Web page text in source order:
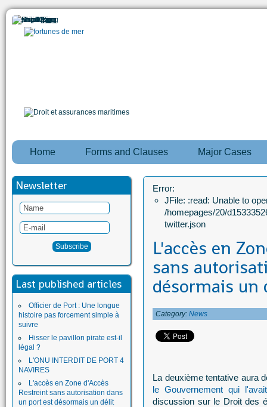
Home Forms and Clauses Major Cases
Newsletter
Last published articles
Officier de Port : Une longue
histoire pas forcement simple à
suivre
Hisser le pavillon pirate est-il
légal ?
L'ONU INTERDIT DE PORT 4
NAVIRES
L'accès en Zone d'Accès
Restreint sans autorisation dans
un port est désormais un délit
Error:
JFile: :read: Unable to
/homepages/20/
twitter.json
L'accès en
sans
désormais un
Category: News
La deuxième tentative aura
le Gouvernement qui
discussion sur le Droit des